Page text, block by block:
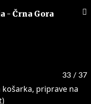
- Črna Gora
33 / 37